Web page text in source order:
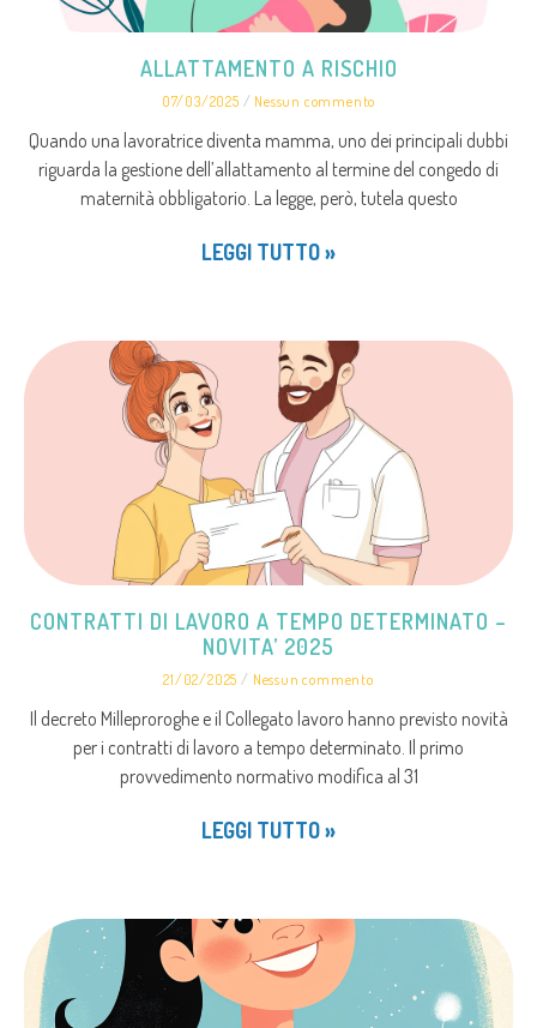
ALLATTAMENTO A RISCHIO
07/03/2025 Nessun commento
Quando una lavoratrice diventa mamma, uno dei principali dubbi
riguarda la gestione dell’allattamento al termine del congedo di
maternità obbligatorio. La legge, però, tutela questo
LEGGI TUTTO »
CONTRATTI DI LAVORO A TEMPO DETERMINATO –
NOVITA’ 2025
21/02/2025 Nessun commento
Il decreto Milleproroghe e il Collegato lavoro hanno previsto novità
per i contratti di lavoro a tempo determinato. Il primo
provvedimento normativo modifica al 31
LEGGI TUTTO »